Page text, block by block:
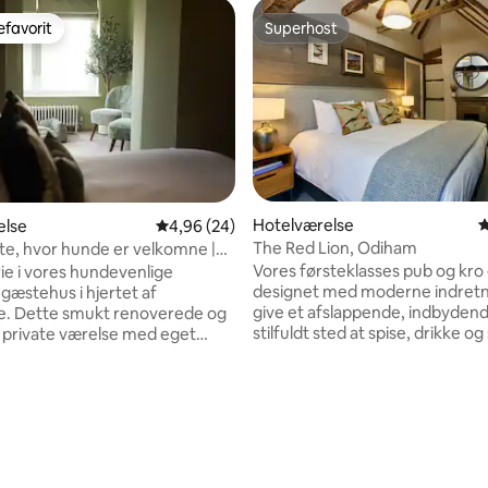
bedømmelse, 335 omtaler4,96 ud af 5 i gennemsnitlig bedømmelse,
4,96 (24)
hvor hunde er velkomne |
i vores hundevenlige
i hjertet af
Dette smukt renoverede og
værelse med eget
Superhost
Superhost
Hotelværelse
The Red Lion, Odiham
Vores førsteklasses pub og kro
designet med moderne
give et afslappende,
stilfuldt sted at spise, drikke og